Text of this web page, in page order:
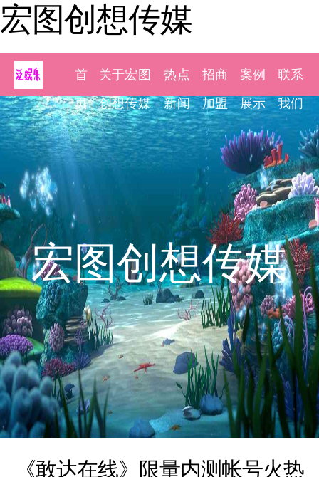
宏图创想传媒
首
页
关于宏图
创想传媒
热点
新闻
招商
加盟
案例
展示
联系
我们
宏图创想传媒
《敢达在线》限量内测帐号火热